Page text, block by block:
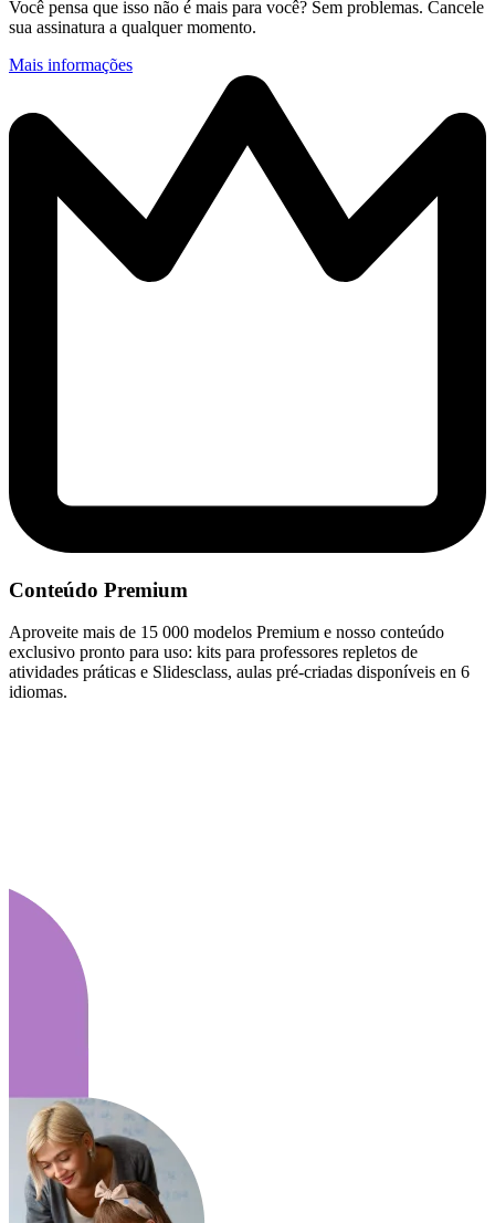
Você pensa que isso não é mais para você? Sem problemas. Cancele
sua assinatura a qualquer momento.
Mais informações
Conteúdo Premium
Aproveite mais de 15 000 modelos Premium e nosso conteúdo
exclusivo pronto para uso: kits para professores repletos de
atividades práticas e Slidesclass, aulas pré-criadas disponíveis en 6
idiomas.